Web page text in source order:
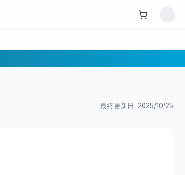
最終更新日: 2025/10/25